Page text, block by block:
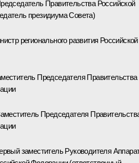
Правительства Российской
президиума Совета)
регионального развития Российской
Председателя Правительства
Председателя
заместитель Руководителя